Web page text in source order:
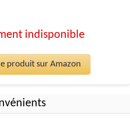
indisponible
produit sur Amazon